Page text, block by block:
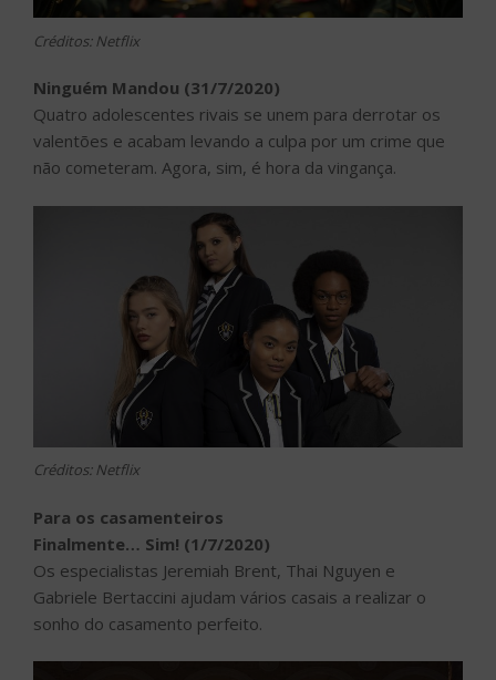
Créditos: Netflix
Ninguém Mandou (31/7/2020)
Quatro adolescentes rivais se unem para derrotar os
valentões e acabam levando a culpa por um crime que
não cometeram. Agora, sim, é hora da vingança.
Créditos: Netflix
Para os casamenteiros
Finalmente… Sim! (1/7/2020)
Os especialistas Jeremiah Brent, Thai Nguyen e
Gabriele Bertaccini ajudam vários casais a realizar o
sonho do casamento perfeito.